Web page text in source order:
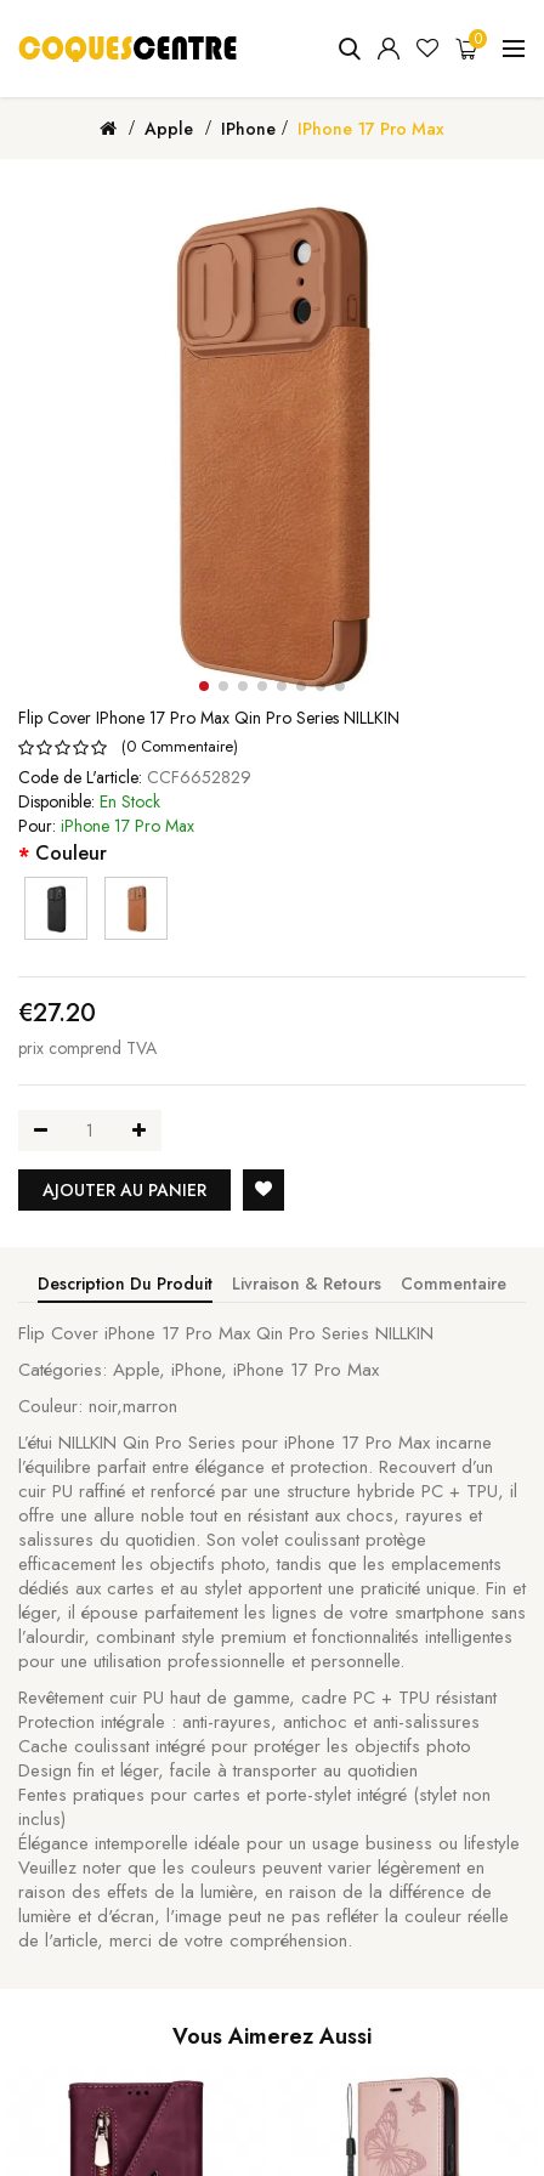
0
Apple IPhone IPhone 17 Pro Max
Flip Cover IPhone 17 Pro Max Qin Pro Series NILLKIN
(0 Commentaire)
Code de L'article: CCF6652829
Disponible: En Stock
Pour: iPhone 17 Pro Max
Couleur
€27.20
prix comprend TVA
AJOUTER AU PANIER
Description Du Produit Livraison & Retours Commentaire
Flip Cover iPhone 17 Pro Max Qin Pro Series NILLKIN
Catégories: Apple, iPhone, iPhone 17 Pro Max
Couleur: noir,marron
L’étui NILLKIN Qin Pro Series pour iPhone 17 Pro Max incarne
l’équilibre parfait entre élégance et protection. Recouvert d’un
cuir PU raffiné et renforcé par une structure hybride PC + TPU, il
offre une allure noble tout en résistant aux chocs, rayures et
salissures du quotidien. Son volet coulissant protège
efficacement les objectifs photo, tandis que les emplacements
dédiés aux cartes et au stylet apportent une praticité unique. Fin et
léger, il épouse parfaitement les lignes de votre smartphone sans
l’alourdir, combinant style premium et fonctionnalités intelligentes
pour une utilisation professionnelle et personnelle.
Revêtement cuir PU haut de gamme, cadre PC + TPU résistant
Protection intégrale : anti-rayures, antichoc et anti-salissures
Cache coulissant intégré pour protéger les objectifs photo
Design fin et léger, facile à transporter au quotidien
Fentes pratiques pour cartes et porte-stylet intégré (stylet non
inclus)
Élégance intemporelle idéale pour un usage business ou lifestyle
Veuillez noter que les couleurs peuvent varier légèrement en
raison des effets de la lumière, en raison de la différence de
lumière et d'écran, l'image peut ne pas refléter la couleur réelle
de l'article, merci de votre compréhension.
Vous Aimerez Aussi